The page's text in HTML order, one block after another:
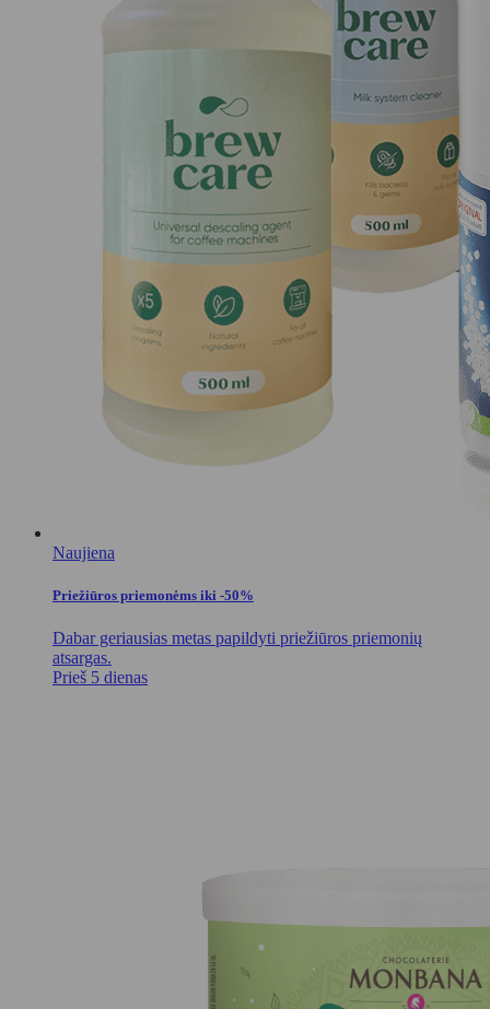
Naujiena
Priežiūros priemonėms iki -50%
Dabar geriausias metas papildyti priežiūros priemonių
atsargas.
Prieš 5 dienas